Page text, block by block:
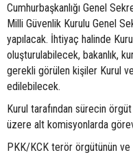
Cumhurbaşkanlığı Genel
Milli Güvenlik Kurulu Genel
yapılacak. İhtiyaç halinde
oluşturulabilecek, bakanlık,
gerekli görülen kişiler Kurul
edilebilecek.
Kurul tarafından sürecin
üzere alt komisyonlarda
PKK/KCK terör örgütünün ve